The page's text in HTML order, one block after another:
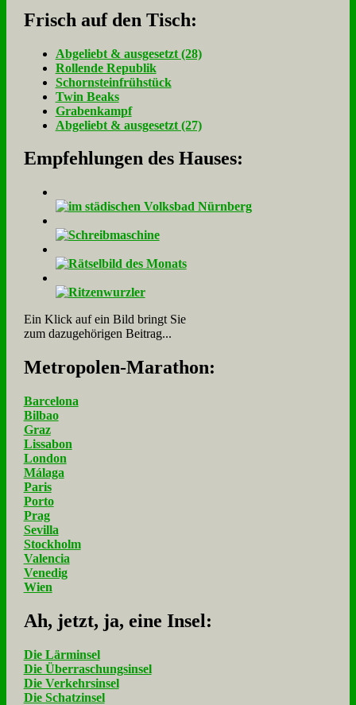
Frisch auf den Tisch:
Ab­ge­liebt & aus­ge­setzt (28)
Rol­len­de Re­pu­blik
Schorn­stein­früh­stück
Twin Beaks
Gra­ben­kampf
Ab­ge­liebt & aus­ge­setzt (27)
Empfehlungen des Hauses:
Ein Klick auf ein Bild bringt Sie
zum dazugehörigen Beitrag...
Me­tro­po­len-Ma­ra­thon:
Barcelona
Bilbao
Graz
Lissabon
London
Málaga
Paris
Porto
Prag
Sevilla
Stockholm
Valencia
Venedig
Wien
Ah, jetzt, ja, ei­ne In­sel:
Die Lärminsel
Die Überraschungsinsel
Die Verkehrsinsel
Die Schatzinsel